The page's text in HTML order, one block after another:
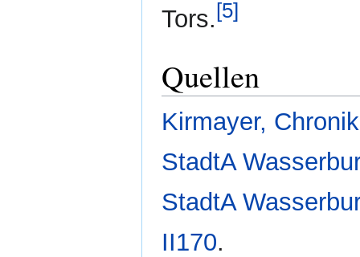
Tors.[5]
Quellen
Kirmayer, Chronik
StadtA
StadtA
II170.